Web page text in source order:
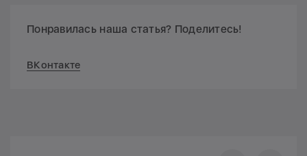
Понравилась наша статья? Поделитесь!
ВКонтакте